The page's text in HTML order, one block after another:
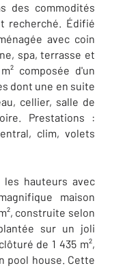
des commodités
recherché. Édifié
avec coin
spa, terrasse et
composée d'un
dont une en suite
cellier, salle de
Prestations :
clim, volets
hauteurs avec
maison
construite selon
sur un joli
de 1 435 m²,
pool house. Cette